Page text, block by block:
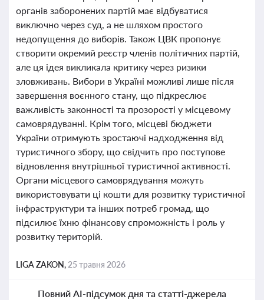
органів заборонених партій має відбуватися
виключно через суд, а не шляхом простого
недопущення до виборів. Також ЦВК пропонує
створити окремий реєстр членів політичних партій,
але ця ідея викликала критику через ризики
зловживань. Вибори в Україні можливі лише після
завершення воєнного стану, що підкреслює
важливість законності та прозорості у місцевому
самоврядуванні. Крім того, місцеві бюджети
України отримують зростаючі надходження від
туристичного збору, що свідчить про поступове
відновлення внутрішньої туристичної активності.
Органи місцевого самоврядування можуть
використовувати ці кошти для розвитку туристичної
інфраструктури та інших потреб громад, що
підсилює їхню фінансову спроможність і роль у
розвитку територій.
LIGA ZAKON, 25 травня 2026
Повний AI-підсумок дня та статті-джерела